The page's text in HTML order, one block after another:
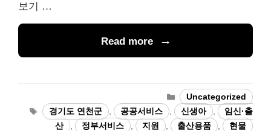
보기 …
Read more
Categories
Uncategorized
Tags경기도 연천군 , 공공서비스 , 신생아 ,
임신·출
산
, 정부서비스 , 지원 , 출산용품 , 현물